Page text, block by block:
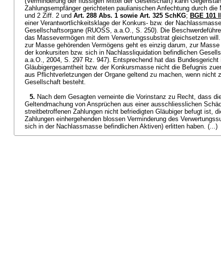
Zahlungsempfänger gerichteten paulianischen Anfechtung durch
und 2 Ziff. 2 und Art. 288 Abs. 1 sowie Art. 325 SchKG; BGE 101
einer Verantwortlichkeitsklage der Konkurs- bzw. der
Gesellschaftsorgane (RUOSS, a.a.O., S. 250). Die
das Massevermögen mit dem Verwertungssubstrat gleichsetzen
zur Masse gehörenden Vermögens geht es einzig darum, zur
der konkursiten bzw. sich in Nachlassliquidation befindlichen
a.a.O., 2004, S. 297 Rz. 947). Entsprechend hat das
Gläubigergesamtheit bzw. der Konkursmasse nicht die Befugnis
aus Pflichtverletzungen der Organe geltend zu machen, wenn nicht
Gesellschaft besteht.
5. Nach dem Gesagten verneinte die Vorinstanz zu Recht, dass
Geltendmachung von Ansprüchen aus einer ausschliesslichen
streitbetroffenen Zahlungen nicht befriedigten Gläubiger befugt ist,
Zahlungen einhergehenden blossen Verminderung des
sich in der Nachlassmasse befindlichen Aktiven) erlitten haben. (...)